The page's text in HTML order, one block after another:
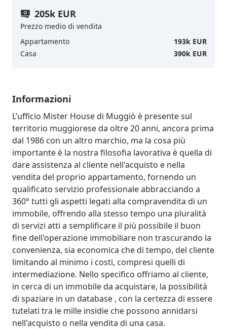
205k EUR
Prezzo medio di vendita
Appartamento
193k EUR
Casa
390k EUR
Informazioni
L’ufficio Mister House di Muggiò è presente sul
territorio muggiorese da oltre 20 anni, ancora prima
dal 1986 con un altro marchio, ma la cosa più
importante è la nostra filosofia lavorativa è quella di
dare assistenza al cliente nell'acquisto e nella
vendita del proprio appartamento, fornendo un
qualificato servizio professionale abbracciando a
360° tutti gli aspetti legati alla compravendita di un
immobile, offrendo alla stesso tempo una pluralità
di servizi atti a semplificare il più possibile il buon
fine dell'operazione immobiliare non trascurando la
convenienza, sia economica che di tempo, del cliente
limitando al minimo i costi, compresi quelli di
intermediazione. Nello specifico offriamo al cliente,
in cerca di un immobile da acquistare, la possibilità
di spaziare in un database , con la certezza di essere
tutelati tra le mille insidie che possono annidarsi
nell'acquisto o nella vendita di una casa.